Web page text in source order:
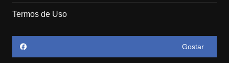
Termos de Uso
Gostar